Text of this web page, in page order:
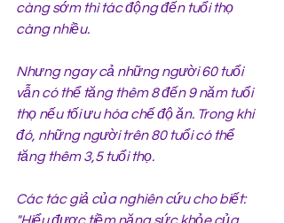
càng sớm thì tác động đến tuổi thọ
càng nhiều.
Nhưng ngay cả những người 60 tuổi
vẫn có thể tăng thêm 8 đến 9 năm tuổi
thọ nếu tối ưu hóa chế độ ăn. Trong khi
đó, những người trên 80 tuổi có thể
tăng thêm 3,5 tuổi thọ.
Các tác giả của nghiên cứu cho biết: